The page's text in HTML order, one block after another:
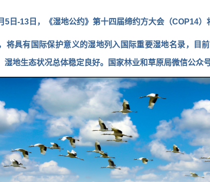
日-13日，《湿地公约》第十四届缔约方大会（COP14）
将具有国际保护意义的湿地列入国际重要湿地名录，目
地生态状况总体稳定良好。国家林业和草原局微信公众